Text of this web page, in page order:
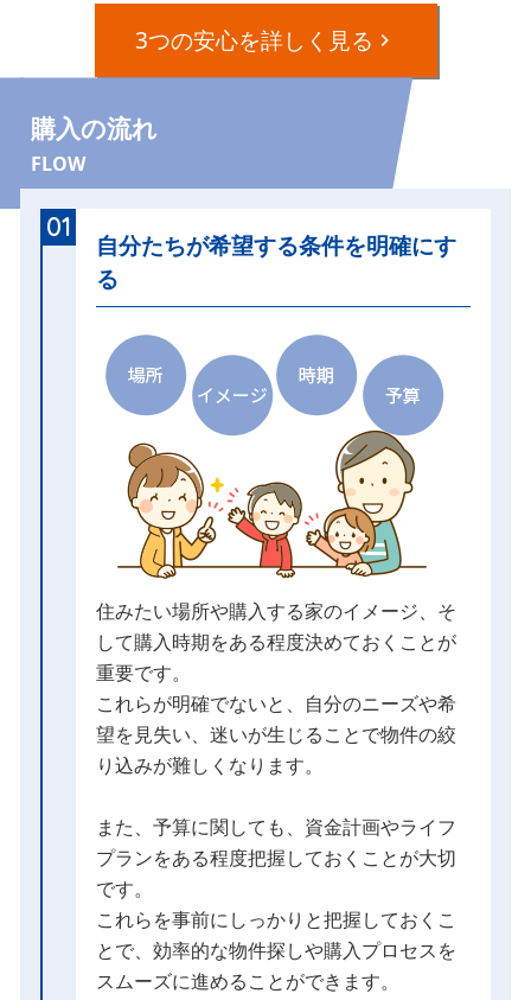
3つの安心を詳しく見る
購入の流れ
FLOW
01
自分たちが希望する条件を明確にす
る
住みたい場所や購入する家のイメージ、そ
して購入時期をある程度決めておくことが
重要です。
これらが明確でないと、自分のニーズや希
望を見失い、迷いが生じることで物件の絞
り込みが難しくなります。
また、予算に関しても、資金計画やライフ
プランをある程度把握しておくことが大切
です。
これらを事前にしっかりと把握しておくこ
とで、効率的な物件探しや購入プロセスを
スムーズに進めることができます。